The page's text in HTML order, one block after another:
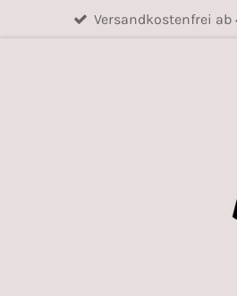
Versandkostenfrei ab